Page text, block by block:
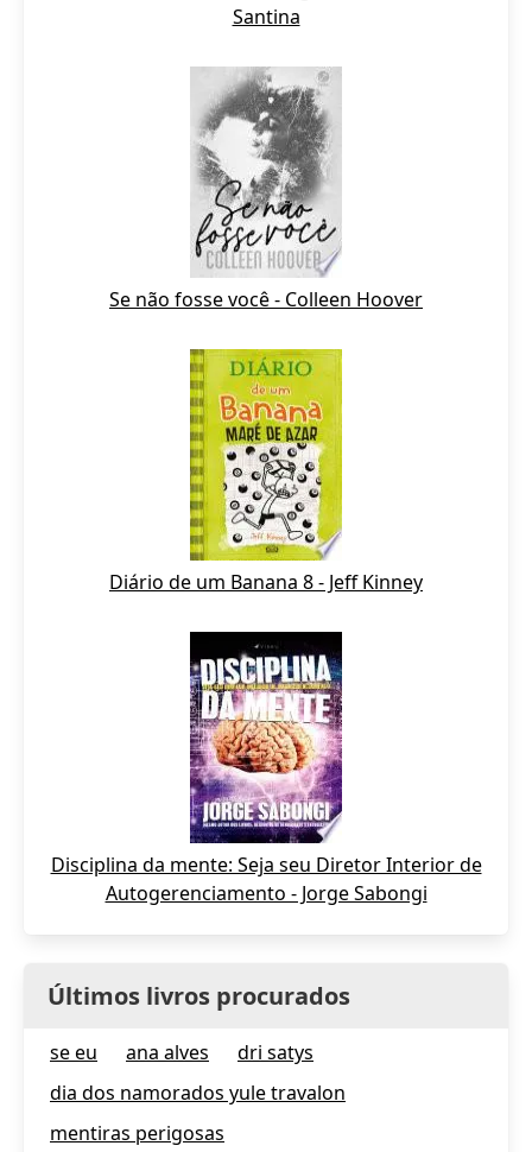
Santina
Se não fosse você - Colleen Hoover
Diário de um Banana 8 - Jeff Kinney
Disciplina da mente: Seja seu Diretor Interior de
Autogerenciamento - Jorge Sabongi
Últimos livros procurados
se eu ana alves
dri satys
dia dos namorados yule travalon
mentiras perigosas